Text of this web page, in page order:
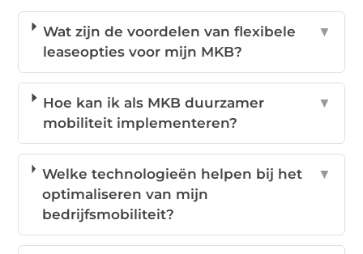
Wat zijn de voordelen van flexibele
leaseopties voor mijn MKB?
▼
Hoe kan ik als MKB duurzamer
mobiliteit implementeren?
▼
Welke technologieën helpen bij het
optimaliseren van mijn
bedrijfsmobiliteit?
▼